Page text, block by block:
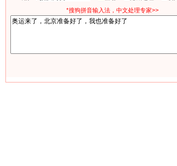
*搜狗拼音输入法，中文处理专家>>